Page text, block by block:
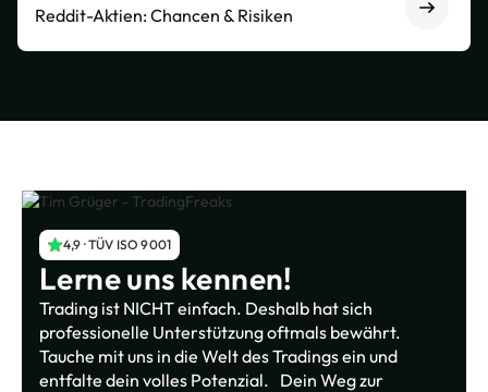
Reddit-Aktien: Chancen & Risiken
4,9 · TÜV ISO 9001
Lerne uns kennen!
Trading ist NICHT einfach. Deshalb hat sich
professionelle Unterstützung oftmals bewährt.
Tauche mit uns in die Welt des Tradings ein und
entfalte dein volles Potenzial. Dein Weg zur